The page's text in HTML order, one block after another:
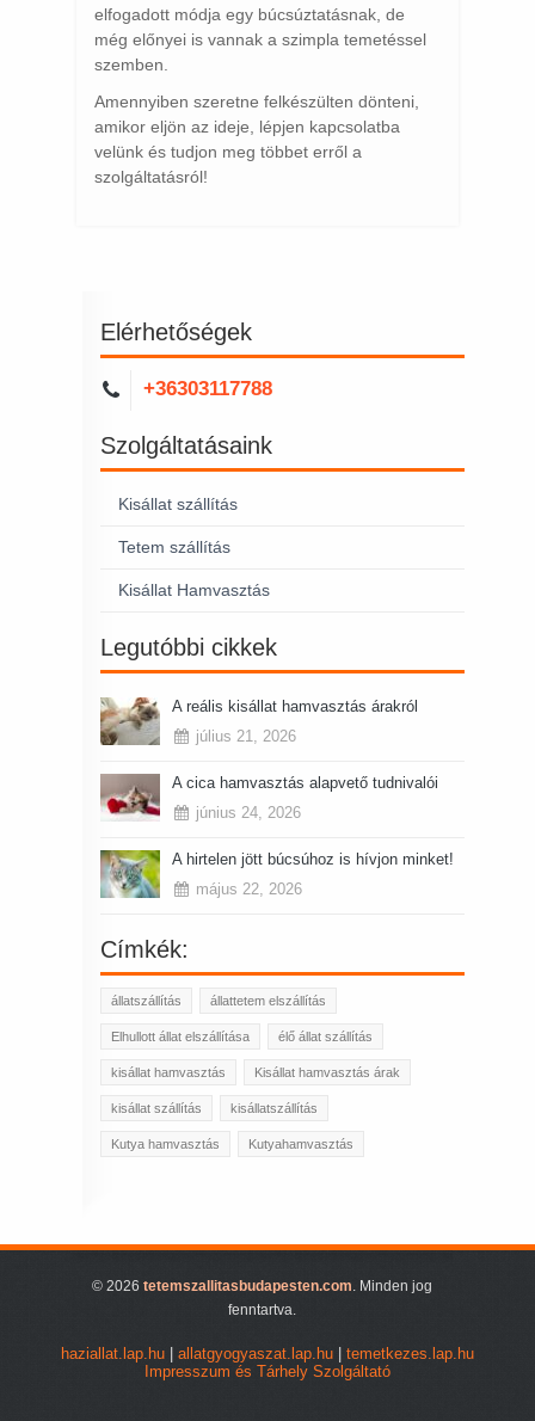
elfogadott módja egy búcsúztatásnak, de
még előnyei is vannak a szimpla temetéssel
szemben.
Amennyiben szeretne felkészülten dönteni,
amikor eljön az ideje, lépjen kapcsolatba
velünk és tudjon meg többet erről a
szolgáltatásról!
Elérhetőségek
+36303117788
Szolgáltatásaink
Kisállat szállítás
Tetem szállítás
Kisállat Hamvasztás
Legutóbbi cikkek
A reális kisállat hamvasztás árakról
július 21, 2026
A cica hamvasztás alapvető tudnivalói
június 24, 2026
A hirtelen jött búcsúhoz is hívjon minket!
május 22, 2026
Címkék:
állatszállítás állattetem elszállítás
Elhullott állat elszállítása élő állat szállítás
kisállat hamvasztás Kisállat hamvasztás árak
kisállat szállítás kisállatszállítás
Kutya hamvasztás Kutyahamvasztás
© 2026 tetemszallitasbudapesten.com. Minden jog
fenntartva.
haziallat.lap.hu allatgyogyaszat.lap.hu
temetkezes.lap.hu
Impresszum és Tárhely Szolgáltató